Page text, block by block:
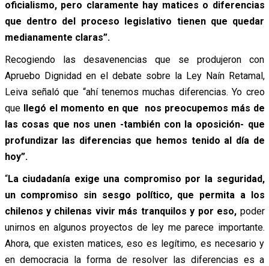
oficialismo, pero claramente hay matices o diferencias
que dentro del proceso legislativo tienen que quedar
medianamente claras”.
Recogiendo las desavenencias que se produjeron con
Apruebo Dignidad en el debate sobre la Ley Naín Retamal,
Leiva señaló que “ahí tenemos muchas diferencias. Yo creo
que llegó el momento en que nos preocupemos más de
las cosas que nos unen -también con la oposición- que
profundizar las diferencias que hemos tenido al día de
hoy”.
“La ciudadanía exige una compromiso por la seguridad,
un compromiso sin sesgo político, que permita a los
chilenos y chilenas vivir más tranquilos y por eso, poder
unirnos en algunos proyectos de ley me parece importante.
Ahora, que existen matices, eso es legítimo, es necesario y
en democracia la forma de resolver las diferencias es a